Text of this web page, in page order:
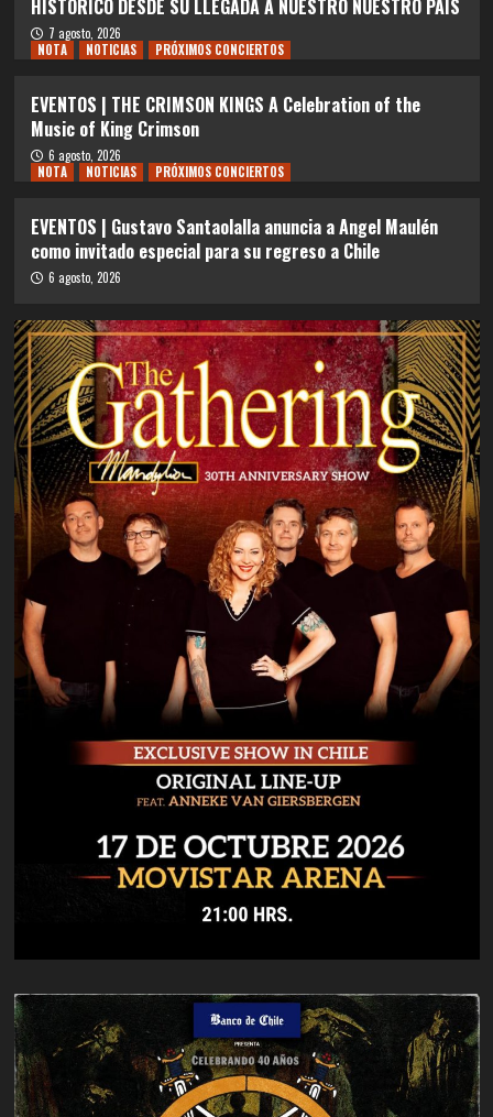
HISTÓRICO DESDE SU LLEGADA A NUESTRO NUESTRO PAÍS
7 agosto, 2026
NOTA
NOTICIAS PRÓXIMOS CONCIERTOS
EVENTOS | THE CRIMSON KINGS A Celebration of the
Music of King Crimson
6 agosto, 2026
NOTA
NOTICIAS PRÓXIMOS CONCIERTOS
EVENTOS | Gustavo Santaolalla anuncia a Angel Maulén
como invitado especial para su regreso a Chile
6 agosto, 2026